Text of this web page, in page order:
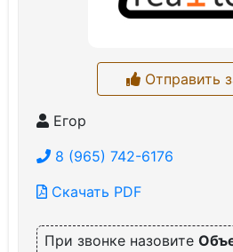
Отправить
Егор
8 (965) 742-6176
Скачать PDF
При звонке назовите